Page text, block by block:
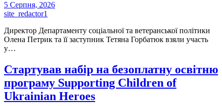
5 Серпня, 2026
site_redactor1
Директор Департаменту соціальної та ветеранської політики
Олена Петрик та її заступник Тетяна Горбатюк взяли участь
у…
Стартував набір на безоплатну освітню
програму Supporting Children of
Ukrainian Heroes